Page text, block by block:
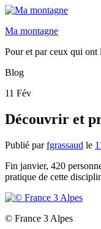
Ma montagne
Pour et par ceux qui ont
Blog
11 Fév
Découvrir et
Publié parfgrassaud le
Fin janvier, 420
pratique de cette
© France 3 Alpes